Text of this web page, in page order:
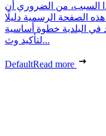
السبب، من الضروري أن
الصفحة الرسمية دليلًا
في البلدية خطوة أساسية
لتأكيد وث...
DefaultRead more